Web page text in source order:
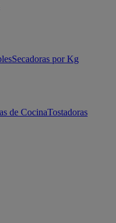
Secadoras por Kg
de CocinaTostadoras